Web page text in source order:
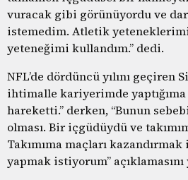
vuracak gibi görünüyordu ve
istemedim. Atletik
yeteneğimi kullandım.” dedi.
NFL’de dördüncü yılını geçiren
ihtimalle kariyerimde yaptığıma
hareketti.” derken, “Bunun
olması. Bir içgüdüydü ve
Takımıma maçları
yapmak istiyorum” açıklamasını